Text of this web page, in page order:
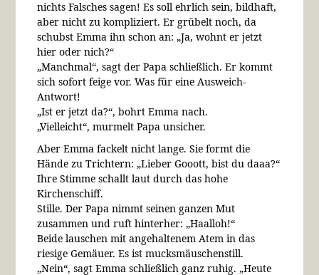
nichts Falsches sagen! Es soll ehrlich sein, bildhaft,
aber nicht zu kompliziert. Er grübelt noch, da
schubst Emma ihn schon an: „Ja, wohnt er jetzt
hier oder nich?“
„Manchmal“, sagt der Papa schließlich. Er kommt
sich sofort feige vor. Was für eine Ausweich-
Antwort!
„Ist er jetzt da?“, bohrt Emma nach.
„Vielleicht“, murmelt Papa unsicher.
Aber Emma fackelt nicht lange. Sie formt die
Hände zu Trichtern: „Lieber Gooott, bist du daaa?“
Ihre Stimme schallt laut durch das hohe
Kirchenschiff.
Stille. Der Papa nimmt seinen ganzen Mut
zusammen und ruft hinterher: „Haalloh!“
Beide lauschen mit angehaltenem Atem in das
riesige Gemäuer. Es ist mucksmäuschenstill.
„Nein“, sagt Emma schließlich ganz ruhig. „Heute